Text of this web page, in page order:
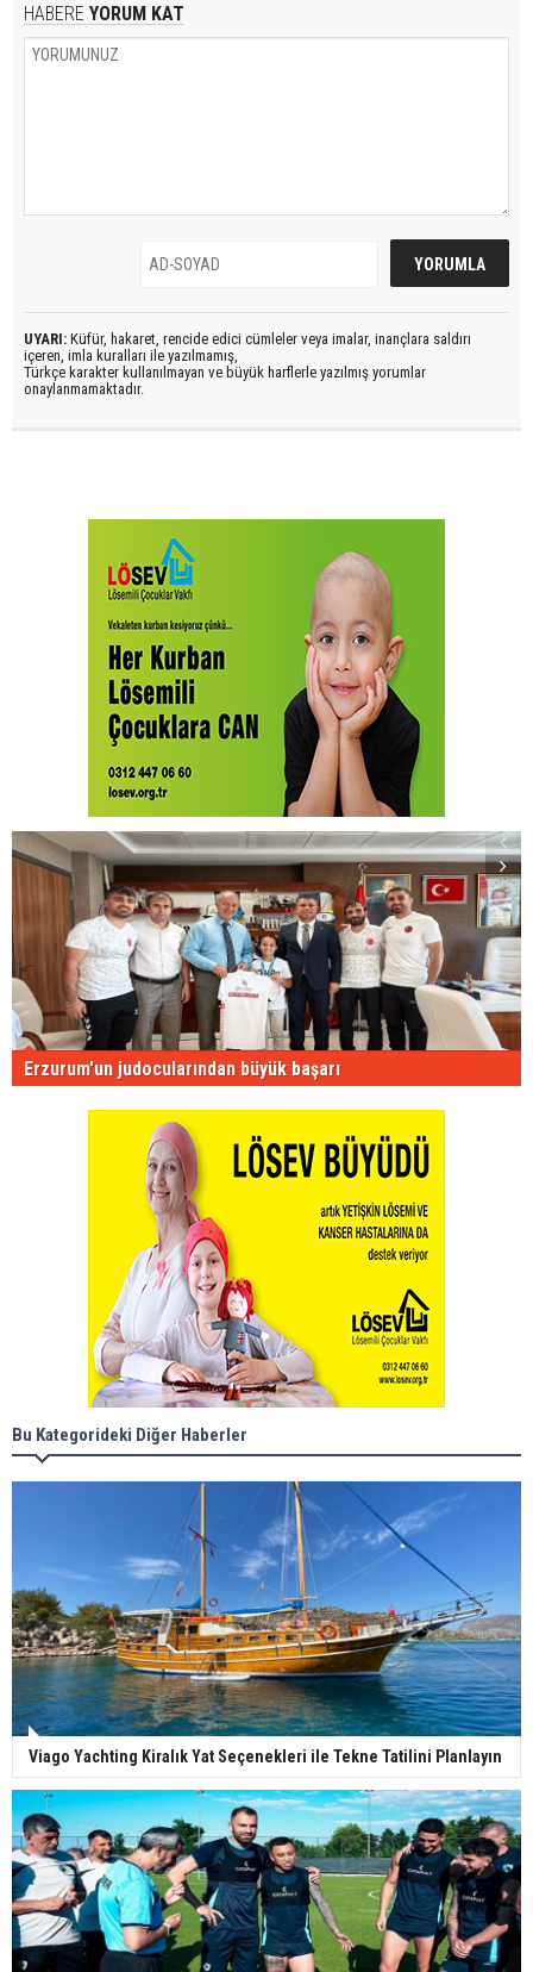
HABERE YORUM KAT
UYARI: Küfür, hakaret, rencide edici cümleler veya imalar, inançlara saldırı
içeren, imla kuralları ile yazılmamış,
Türkçe karakter kullanılmayan ve büyük harflerle yazılmış yorumlar
onaylanmamaktadır.
Erzurum'un judocularından büyük başarı
Bu Kategorideki Diğer Haberler
Viago Yachting Kiralık Yat Seçenekleri ile Tekne Tatilini Planlayın